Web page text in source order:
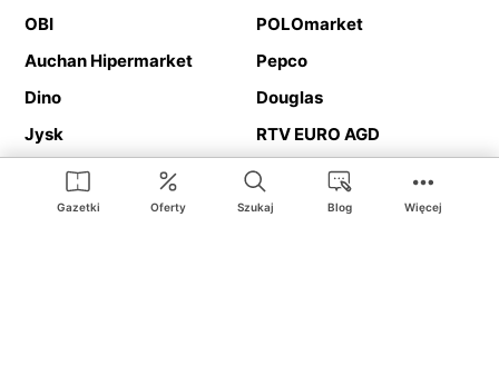
Gazetki Oferty Szukaj Blog Więcej
OBI
POLOmarket
Auchan Hipermarket
Pepco
Dino
Douglas
Jysk
RTV EURO AGD
Action
Media Expert
Deichmann
Media Markt